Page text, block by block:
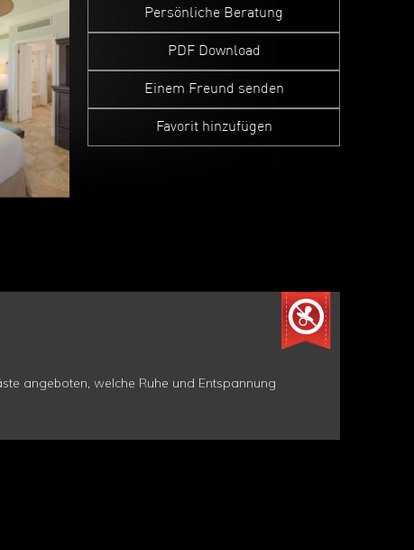
Persönliche Beratung
PDF Download
Einem Freund senden
Favorit hinzufügen
angeboten, welche Ruhe und Entspannung